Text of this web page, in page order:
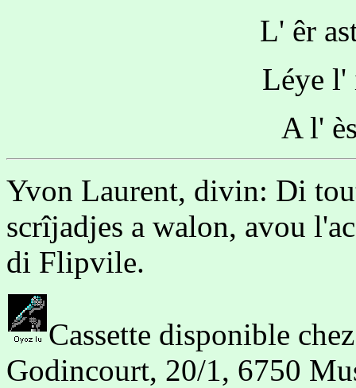
L' êr
Léye l'
A l'
Yvon Laurent, divin: Di
scrîjadjes a walon, avou
di Flipvile.
Cassette disponible
Godincourt, 20/1, 6750